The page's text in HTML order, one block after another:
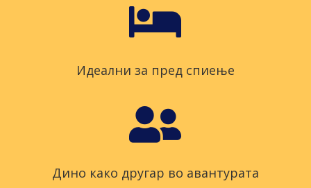

Идеални за пред спиење

Дино како другар во авантурата